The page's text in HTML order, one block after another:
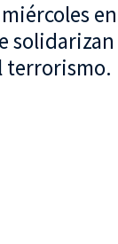
terrorismo.